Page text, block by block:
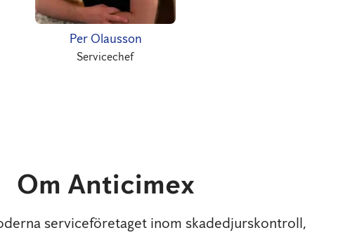
Per Olausson
Servicechef
Om Anticimex
serviceföretaget inom skadedjurskontroll,